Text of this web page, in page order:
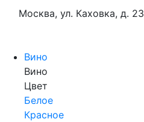
Москва, ул. Каховка, д. 23
Вино
Вино
Цвет
Белое
Красное